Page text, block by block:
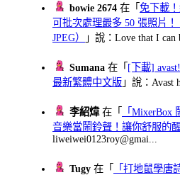
bowie 2674 在「免下載！
可批次處理最多 50 張照片！
JPEG）
」說：Love that I can
Sumana 在「 [下載]
最新繁體中文版 」說：Avast
李紹煒在「
「MixerBox
音樂當鬧鈴聲！讓你舒服的
liweiwei0123roy@gmai...
Tugy 在「
「打地鼠學唐